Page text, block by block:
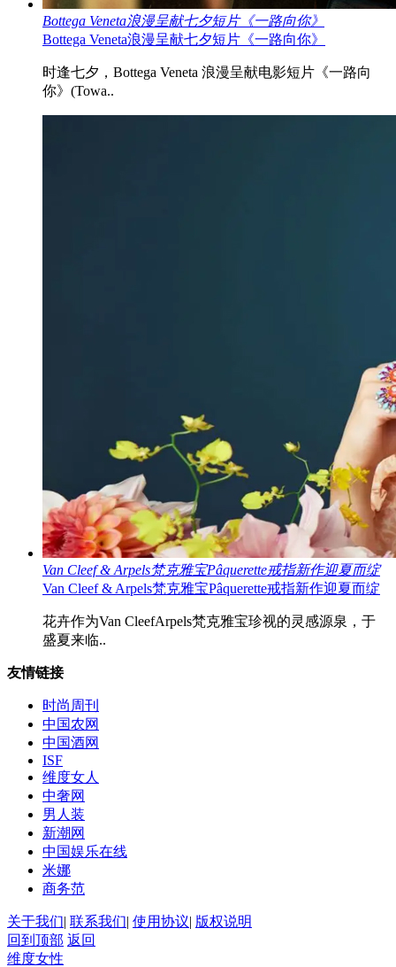
Bottega Veneta浪漫呈献七夕短片《一路向你》
Bottega Veneta浪漫呈献七夕短片《一路向你》
时逢七夕，Bottega Veneta 浪漫呈献电影短片《一路向
你》(Towa..
Van Cleef & Arpels梵克雅宝Pâquerette戒指新作迎夏而绽
Van Cleef & Arpels梵克雅宝Pâquerette戒指新作迎夏而绽
花卉作为Van CleefArpels梵克雅宝珍视的灵感源泉，于
盛夏来临..
友情链接
时尚周刊
中国农网
中国酒网
ISF
维度女人
中奢网
男人装
新潮网
中国娱乐在线
米娜
商务范
关于我们| 联系我们| 使用协议| 版权说明
回到顶部 返回
维度女性